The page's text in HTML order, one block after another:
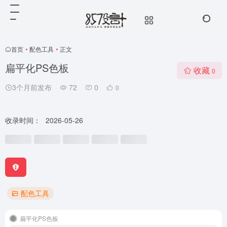
首页 • 配色工具 • 正文
扁平化PS色板
3个月前发布 72 0 0
收藏 0
收录时间： 2026-05-26
配色工具
扁平化PS色板